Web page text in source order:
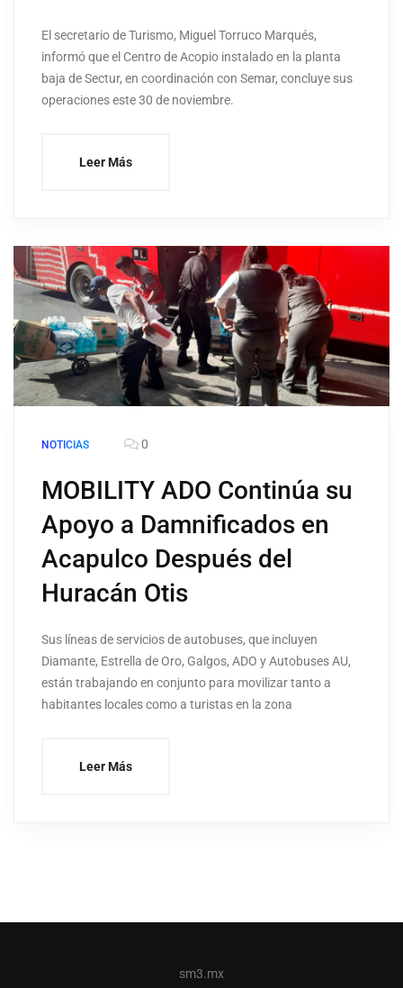
El secretario de Turismo, Miguel Torruco Marqués,
informó que el Centro de Acopio instalado en la planta
baja de Sectur, en coordinación con Semar, concluye sus
operaciones este 30 de noviembre.
Leer Más
NOTICIAS 0
MOBILITY ADO Continúa su
Apoyo a Damnificados en
Acapulco Después del
Huracán Otis
Sus líneas de servicios de autobuses, que incluyen
Diamante, Estrella de Oro, Galgos, ADO y Autobuses AU,
están trabajando en conjunto para movilizar tanto a
habitantes locales como a turistas en la zona
Leer Más
sm3.mx